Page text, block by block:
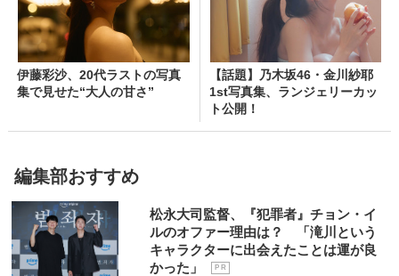
伊藤彩沙、20代ラストの写真
集で見せた“大人の甘さ”
【話題】乃木坂46・金川紗耶
1st写真集、ランジェリーカッ
ト公開！
編集部おすすめ
松永大司監督、『犯罪者』チョン・イ
ルのオファー理由は？ 「滝川という
キャラクターに出会えたことは運が良
かった」
P R